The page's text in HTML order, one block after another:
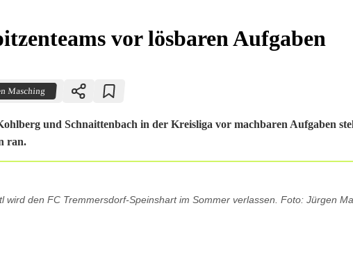
vor lösbaren Aufgaben
Masching
und Schnaittenbach in der Kreisliga vor machbaren Aufgaben
ran.
wird den FC Tremmersdorf-Speinshart im Sommer verlassen. Foto: Jürgen